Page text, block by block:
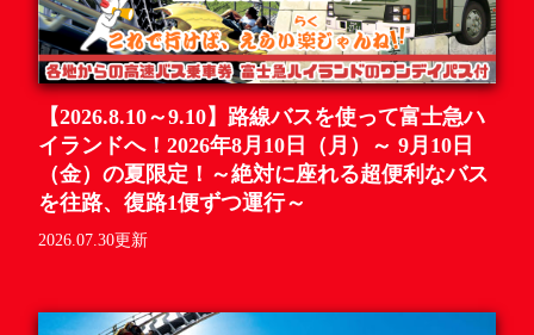
【2026.8.10～9.10】路線バスを使って富士急ハ
イランドへ！2026年8月10日（月）～ 9月10日
（金）の夏限定！～絶対に座れる超便利なバス
を往路、復路1便ずつ運行～
2026.07.30更新